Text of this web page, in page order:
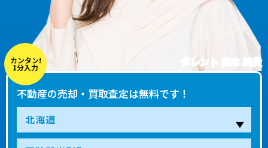
タレント 藤本 美貴
カンタン!
1分入力
不動産の売却・買取査定は無料です！